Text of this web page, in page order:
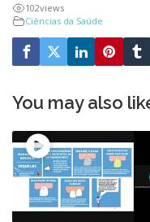
102views
Ciências da Saúde
You may also